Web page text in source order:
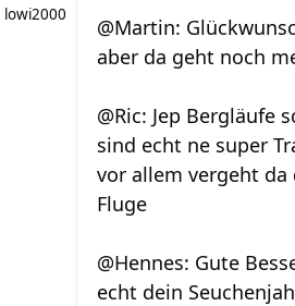
lowi2000 @Martin:
aber da geht noch
@Ric: Jep Bergläufe
sind echt ne super
vor allem vergeht da
Fluge
@Hennes: Gute
echt dein